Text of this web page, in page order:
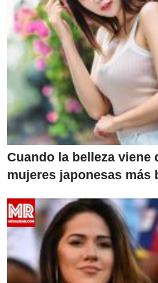
Cuando la belleza viene
mujeres japonesas más